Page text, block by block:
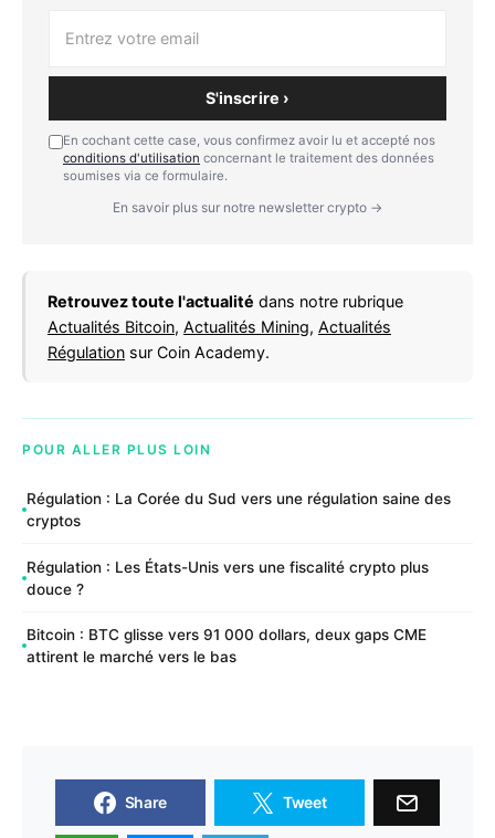
S'inscrire ›
En cochant cette case, vous confirmez avoir lu et accepté nos
conditions d'utilisation concernant le traitement des données
soumises via ce formulaire.
En savoir plus sur notre newsletter crypto →
Retrouvez toute l'actualité dans notre rubrique
Actualités Bitcoin, Actualités Mining, Actualités
Régulation sur Coin Academy.
POUR ALLER PLUS LOIN
Régulation : La Corée du Sud vers une régulation saine des
cryptos
Régulation : Les États-Unis vers une fiscalité crypto plus
douce ?
Bitcoin : BTC glisse vers 91 000 dollars, deux gaps CME
attirent le marché vers le bas
Share Tweet